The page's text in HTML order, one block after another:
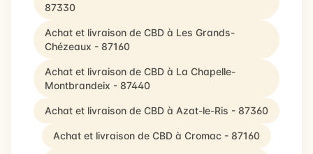
87330
Achat et livraison de CBD à Les Grands-
Chézeaux - 87160
Achat et livraison de CBD à La Chapelle-
Montbrandeix - 87440
Achat et livraison de CBD à Azat-le-Ris - 87360
Achat et livraison de CBD à Cromac - 87160